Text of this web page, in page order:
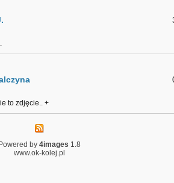
to zdjęcie.. +
Powered by 4images 1.8
www.ok-kolej.pl